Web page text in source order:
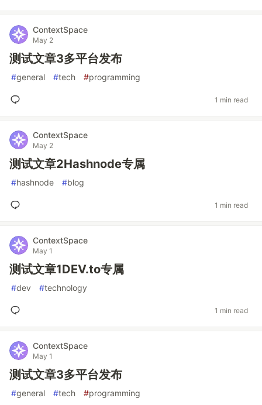
ContextSpace
May 2
测试文章3多平台发布
#general #tech #programming
1 min read
ContextSpace
May 2
测试文章2Hashnode专属
#hashnode #blog
1 min read
ContextSpace
May 1
测试文章1DEV.to专属
#dev #technology
1 min read
ContextSpace
May 1
测试文章3多平台发布
#general #tech #programming